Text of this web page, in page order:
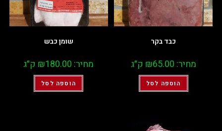
כבד בקר
מחיר: ₪65.00 ק״ג
הוספה לסל
שומן כבש
מחיר: ₪180.00 ק״ג
הוספה לסל